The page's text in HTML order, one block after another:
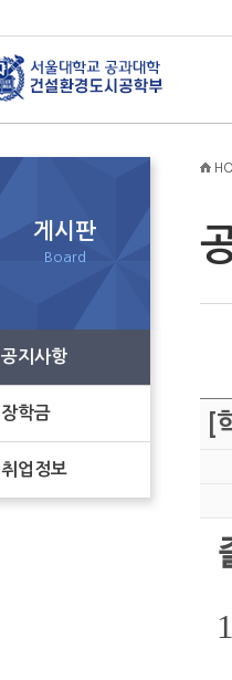
게시판
Board
공지사항
장학금
취업정보
[